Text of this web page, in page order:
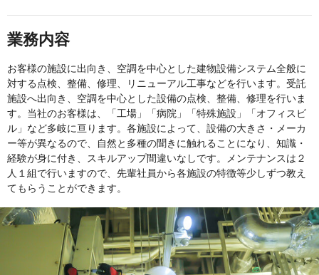
業務内容
お客様の施設に出向き、空調を中心とした建物設備システム全般に
対する点検、整備、修理、リニューアル工事などを行います。受託
施設へ出向き、空調を中心とした設備の点検、整備、修理を行いま
す。当社のお客様は、「工場」「病院」「特殊施設」「オフィスビ
ル」など多岐に亘ります。各施設によって、設備の大きさ・メーカ
ー等が異なるので、自然と多種の聞きに触れることになり、知識・
経験が身に付き、スキルアップ間違いなしです。メンテナンスは２
人１組で行いますので、先輩社員から各施設の特徴等少しずつ教え
てもらうことができます。